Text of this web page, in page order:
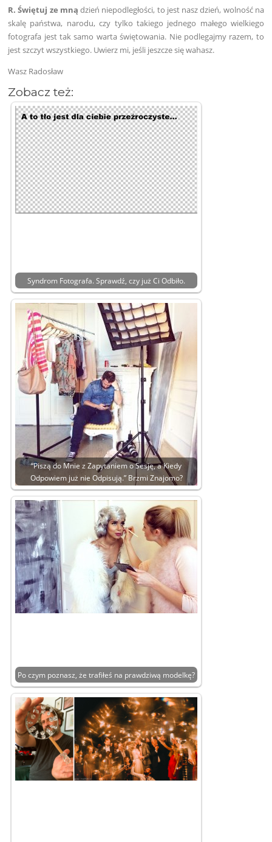
R. Świętuj ze mną dzień niepodległości, to jest nasz dzień, wolność na
skalę państwa, narodu, czy tylko takiego jednego małego wielkiego
fotografa jest tak samo warta świętowania. Nie podlegajmy razem, to
jest szczyt wszystkiego. Uwierz mi, jeśli jeszcze się wahasz.
Wasz Radosław
Zobacz też:
Syndrom Fotografa. Sprawdź, czy już Ci Odbiło.
“Piszą do Mnie z Zapytaniem o Sesję, a Kiedy
Odpowiem już nie Odpisują.” Brzmi Znajomo?
Po czym poznasz, że trafiłeś na prawdziwą modelkę?